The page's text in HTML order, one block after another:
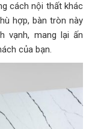
cách nội thất khác
hợp, bàn tròn này
vạnh, mang lại ấn
của bạn.